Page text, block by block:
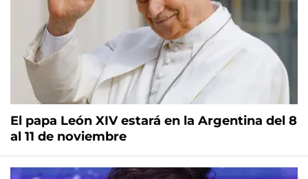
El papa León XIV estará en la Argentina del 8
al 11 de noviembre